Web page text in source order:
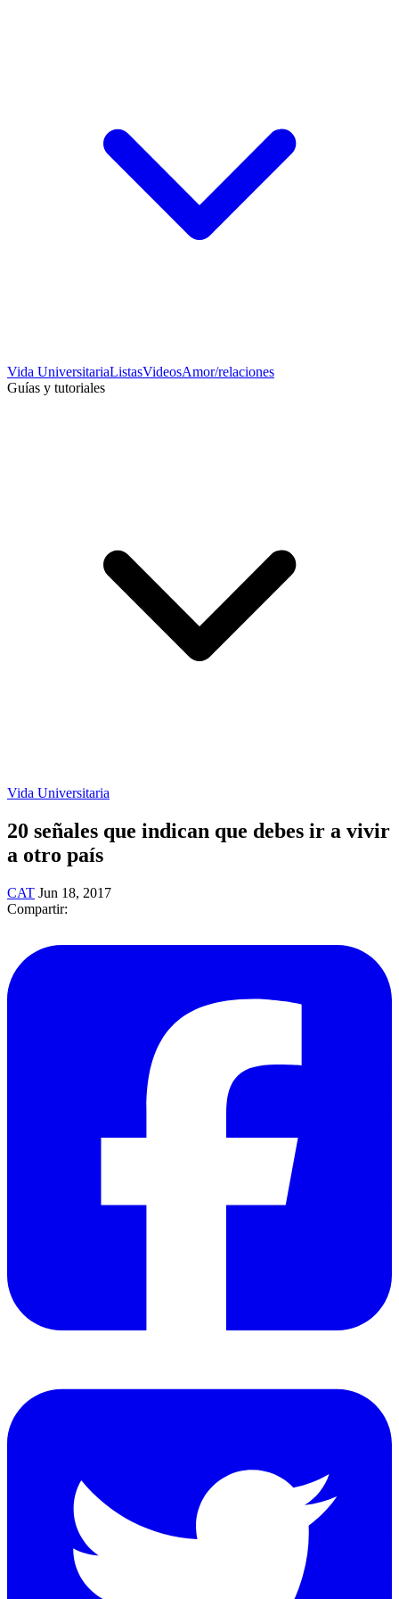
Vida UniversitariaListasVideosAmor/relaciones
Guías y tutoriales
Vida Universitaria
20 señales que indican que debes ir a vivir
a otro país
CAT Jun 18, 2017
Compartir: